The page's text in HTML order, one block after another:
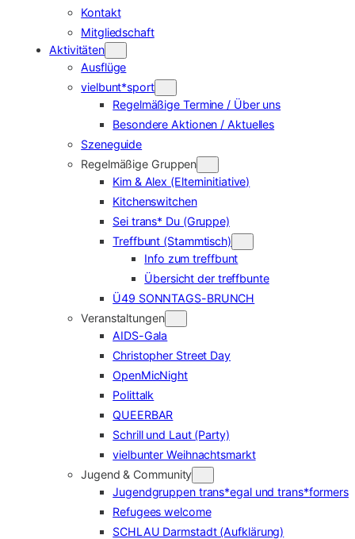
Kontakt
Mitgliedschaft
Aktivitäten
Ausflüge
vielbunt*sport
Regelmäßige Termine / Über uns
Besondere Aktionen / Aktuelles
Szeneguide
Regelmäßige Gruppen
Kim & Alex (Elterninitiative)
Kitchenswitchen
Sei trans* Du (Gruppe)
Treffbunt (Stammtisch)
Info zum treffbunt
Übersicht der treffbunte
Ü49 SONNTAGS-BRUNCH
Veranstaltungen
AIDS-Gala
Christopher Street Day
OpenMicNight
Polittalk
QUEERBAR
Schrill und Laut (Party)
vielbunter Weihnachtsmarkt
Jugend & Community
Jugendgruppen trans*egal und trans*formers
Refugees welcome
SCHLAU Darmstadt (Aufklärung)